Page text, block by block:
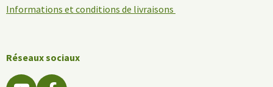
Informations et conditions de livraisons
Réseaux sociaux